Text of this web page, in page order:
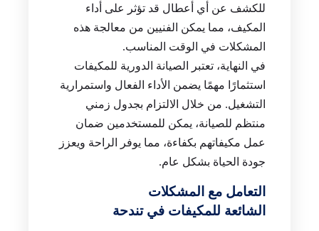
للكشف عن أي أعطال قد تؤثر على أداء
المكيف، مما يمكن الفنيين من معالجة هذه
المشكلات في الوقت المناسب.
في النهاية، تعتبر الصيانة الدورية للمكيفات
استثمارًا مهمًا يضمن الأداء الفعال واستمرارية
التشغيل. من خلال الالتزام بجدول زمني
منتظم للصيانة، يمكن للمستخدمين ضمان
عمل مكيفاتهم بكفاءة، مما يوفر الراحة ويعزز
جودة الحياة بشكل عام.
التعامل مع المشكلات
الشائعة للمكيفات في تندحة